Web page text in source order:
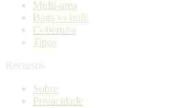
Multi-area
Bags vs bulk
Cobertura
Tipos
Recursos
Sobre
Privacidade